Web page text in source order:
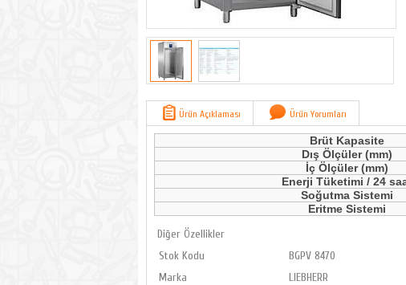
Ürün Açıklaması Ürün Yorumları
Brüt Kapasite
Dış Ölçüler (mm)
İç Ölçüler (mm)
Enerji Tüketimi / 24
Soğutma Sistemi
Eritme Sistemi
Diğer Özellikler
Stok Kodu
BGPV 8470
Marka
LIEBHERR